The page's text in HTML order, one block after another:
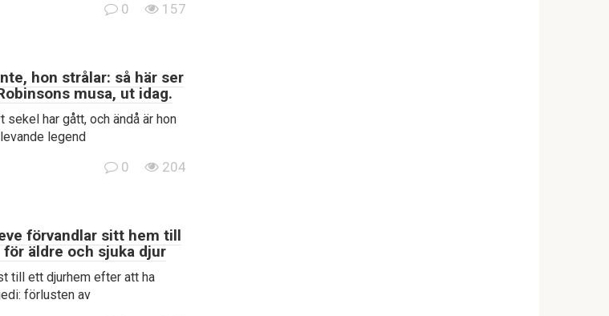
0 157
hon strålar: så här ser
musa, ut idag.
sekel har gått, och ändå är hon
legend
0 204
förvandlar sitt hem till
äldre och sjuka djur
till ett djurhem efter att ha
förlusten av